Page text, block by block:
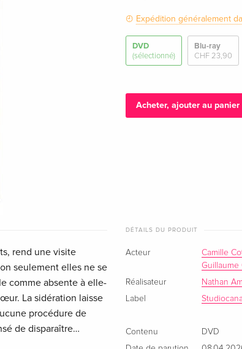
Expédition généralement
DVD
(sélectionné)
Blu-ray
CHF 23,90
Acheter, ajouter au panier
rend une visite
seulement elles ne se
comme absente à elle-
La sidération laisse
procédure de
de disparaître…
DÉTAILS DU PRODUIT
Acteur Camille
Guillaume
Réalisateur
Nathan
Label
Contenu
DVD